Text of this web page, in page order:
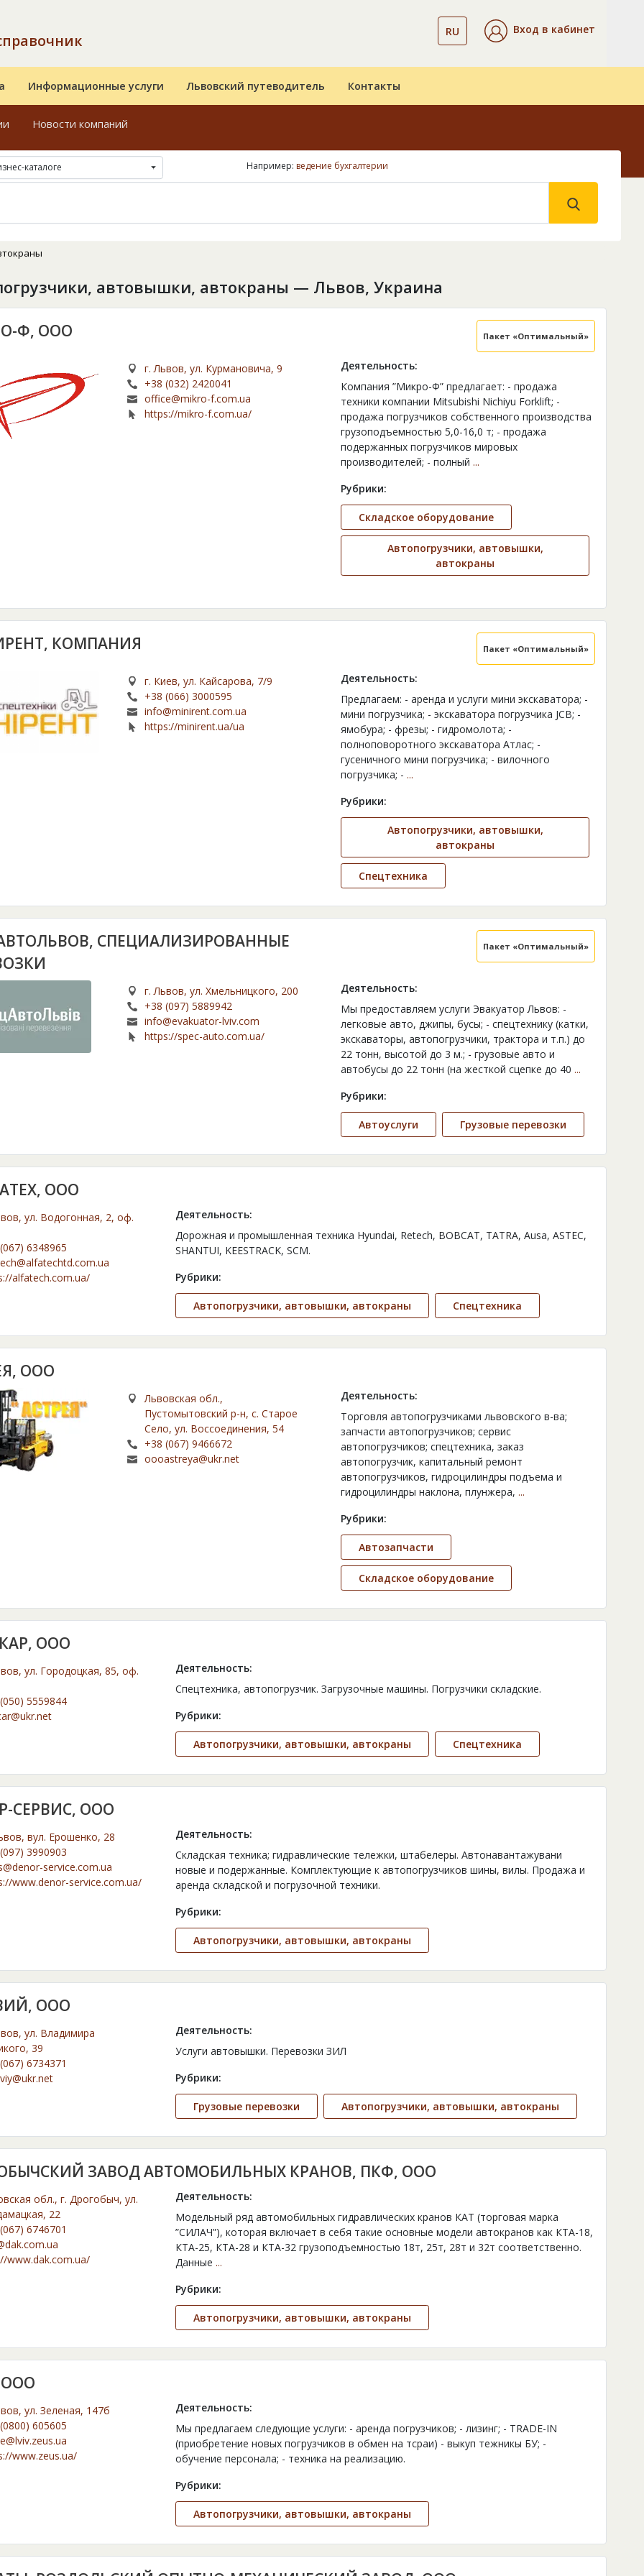
RU Вход в кабинет
Информационные услуги Львовский путеводитель Контакты
Новости компаний
каталоге Например: ведение бухгалтерии
автовышки, автокраны — Львов, Украина
Ф, ООО Пакет «Оптимальный»
г. Львов, ул. Курмановича, 9
+38 (032) 2420041
office@mikro-f.com.ua
https://mikro-f.com.ua/
Деятельность:
Компания ”Микро-Ф” предлагает: - продажа
техники компании Mitsubishi Nichiyu Forklift; -
продажа погрузчиков собственного производства
грузоподъемностью 5,0-16,0 т; - продажа
подержанных погрузчиков мировых
производителей; - полный ...
Рубрики:
Складское оборудование
Автопогрузчики, автовышки,
автокраны
КОМПАНИЯ Пакет «Оптимальный»
г. Киев, ул. Кайсарова, 7/9
+38 (066) 3000595
info@minirent.com.ua
https://minirent.ua/ua
Деятельность:
Предлагаем: - аренда и услуги мини экскаватора; -
мини погрузчика; - экскаватора погрузчика JCB; -
ямобура; - фрезы; - гидромолота; -
полноповоротного экскаватора Атлас; -
гусеничного мини погрузчика; - вилочного
погрузчика; - ...
Рубрики:
Автопогрузчики, автовышки,
автокраны
Спецтехника
СПЕЦИАЛИЗИРОВАННЫЕ
Пакет «Оптимальный»
г. Львов, ул. Хмельницкого, 200
+38 (097) 5889942
info@evakuator-lviv.com
https://spec-auto.com.ua/
Деятельность:
Мы предоставляем услуги Эвакуатор Львов: -
легковые авто, джипы, бусы; - спецтехнику (катки,
экскаваторы, автопогрузчики, трактора и т.п.) до
22 тонн, высотой до 3 м.; - грузовые авто и
автобусы до 22 тонн (на жесткой сцепке до 40 ...
Рубрики:
Автоуслуги Грузовые перевозки
ООО
ул. Водогонная, 2, оф.
6348965
alfatech.com.ua/
Деятельность:
Дорожная и промышленная техника Hyundai, Retech, BOBCAT, TATRA, Ausa, ASTEC,
SHANTUI, KEESTRACK, SCM.
Рубрики:
Автопогрузчики, автовышки, автокраны Спецтехника
ООО
Львовская обл.,
Пустомытовский р-н, с. Старое
Село, ул. Воссоединения, 54
+38 (067) 9466672
oooastreya@ukr.net
Деятельность:
Торговля автопогрузчиками львовского в-ва;
запчасти автопогрузчиков; сервис
автопогрузчиков; спецтехника, заказ
автопогрузчик, капитальный ремонт
автопогрузчиков, гидроцилиндры подъема и
гидроцилиндры наклона, плунжера, ...
Рубрики:
Автозапчасти
Складское оборудование
ООО
ул. Городоцкая, 85, оф.
5559844
Деятельность:
Спецтехника, автопогрузчик. Загрузочные машины. Погрузчики складские.
Рубрики:
Автопогрузчики, автовышки, автокраны Спецтехника
СЕРВИС, ООО
вул. Ерошенко, 28
3990903
service.com.ua
www.denor-service.com.ua/
Деятельность:
Складская техника; гидравлические тележки, штабелеры. Автонавантажувани
новые и подержанные. Комплектующие к автопогрузчиков шины, вилы. Продажа и
аренда складской и погрузочной техники.
Рубрики:
Автопогрузчики, автовышки, автокраны
ООО
ул. Владимира
39
6734371
Деятельность:
Услуги автовышки. Перевозки ЗИЛ
Рубрики:
Грузовые перевозки Автопогрузчики, автовышки, автокраны
ЗАВОД АВТОМОБИЛЬНЫХ КРАНОВ, ПКФ, ООО
обл., г. Дрогобыч, ул.
22
6746701
www.dak.com.ua/
Деятельность:
Модельный ряд автомобильных гидравлических кранов КАТ (торговая марка
”СИЛАЧ”), которая включает в себя такие основные модели автокранов как КТА-18,
КТА-25, КТА-28 и КТА-32 грузоподъемностью 18т, 25т, 28т и 32т соответственно.
Данные ...
Рубрики:
Автопогрузчики, автовышки, автокраны
ООО
ул. Зеленая, 147б
605605
www.zeus.ua/
Деятельность:
Мы предлагаем следующие услуги: - аренда погрузчиков; - лизинг; - TRADE-IN
(приобретение новых погрузчиков в обмен на тсраи) - выкуп тежникы БУ; -
обучение персонала; - техника на реализацию.
Рубрики:
Автопогрузчики, автовышки, автокраны